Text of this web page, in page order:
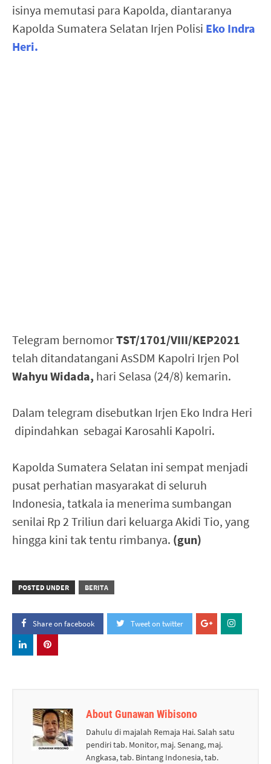
isinya memutasi para Kapolda, diantaranya
Kapolda Sumatera Selatan Irjen Polisi Eko Indra
Heri.
Telegram bernomorTST/1701/VIII/KEP2021
telah ditandatangani AsSDM Kapolri Irjen Pol
Wahyu Widada, hari Selasa (24/8) kemarin.
Dalam telegram disebutkan Irjen Eko Indra Heri
dipindahkan sebagai Karosahli Kapolri.
Kapolda Sumatera Selatan ini sempat menjadi
pusat perhatian masyarakat di seluruh
Indonesia, tatkala ia menerima sumbangan
senilai Rp 2 Triliun dari keluarga Akidi Tio, yang
hingga kini tak tentu rimbanya. (gun)
POSTED UNDER BERITA
Share on facebook Tweet on twitter
About Gunawan Wibisono
Dahulu di majalah Remaja Hai. Salah satu
pendiri tab. Monitor, maj. Senang, maj.
Angkasa, tab. Bintang Indonesia, tab.